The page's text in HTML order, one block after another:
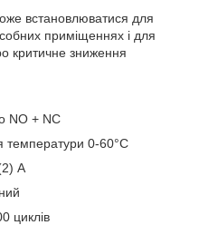
встановлюватися для
приміщеннях і для
критичне зниження
NO + NC
температури 0-60°C
A
циклів